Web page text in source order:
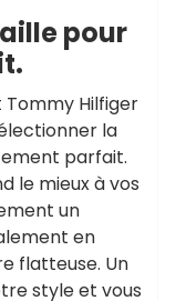
pour
Tommy Hilfiger
la
parfait.
le mieux à vos
un
en
flatteuse. Un
style et vous